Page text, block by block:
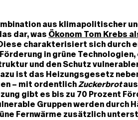
aus klimapolitischer
dar, was Ökonom Tom Krebs
charakterisiert sich durch
in grüne
und den Schutz
ist das Heizungsgesetz
– mit ordentlichZuckerbrot
gibt es bis zu 70 Prozent
Gruppen werden durch
Fernwärme zusätzlich